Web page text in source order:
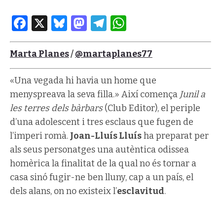
Facebook
X Bluesky
Mastodon
Telegram
Marta Planes/@martaplanes77
«Una vegada hi havia un home que
menyspreava la seva filla.» Així comença Junil a
les terres dels bàrbars(Club Editor), el periple
d’una adolescent i tres esclaus que fugen de
l’imperi romà. Joan-Lluís Lluísha preparat per
als seus personatges una autèntica odissea
homèrica la finalitat de la qual no és tornar a
casa sinó fugir-ne ben lluny, cap a un país, el
dels alans, on no existeix l’esclavitud.